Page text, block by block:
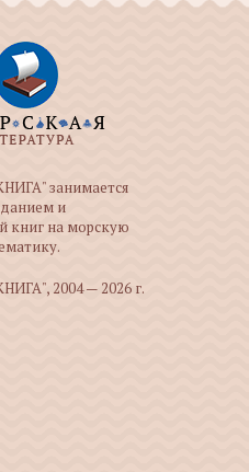
занимается
и
книг на морскую
2004 — 2026 г.